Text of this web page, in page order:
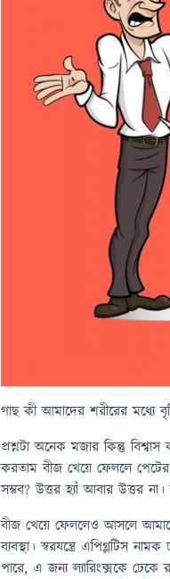
গাছ কী আমাদের শরীরের মধ্যে
প্রশ্নটা অনেক মজার কিন্তু
করতাম বীজ খেয়ে ফেললে
সম্ভব? উত্তর হ্যাঁ আবার উত্তর
বীজ খেয়ে ফেললেও আসলে
ব্যবস্থা। স্বরযন্ত্রে এপিগ্লটিস
পারে, এ জন্য ল্যারিংক্সকে ঢেকে